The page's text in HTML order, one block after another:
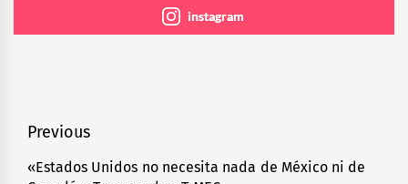
instagram
Navegación
de
Previous
Previous
«Estados Unidos no necesita nada de México ni de